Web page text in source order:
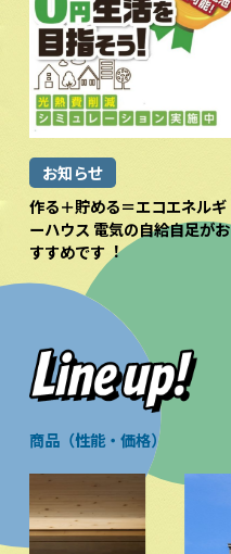
お知らせ
作る＋貯める＝エコエネルギ
ーハウス 電気の⾃給⾃⾜がお
すすめです︕
商品（性能・価格）